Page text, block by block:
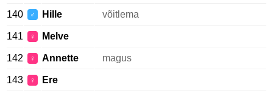
140 ♂ Hille võitlema
141 ♀ Melve
142 ♀ Annette magus
143 ♀ Ere